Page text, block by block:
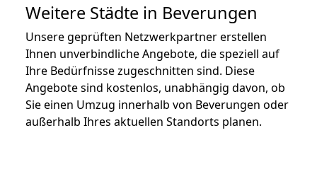
Weitere Städte in Beverungen
Unsere geprüften Netzwerkpartner erstellen
Ihnen unverbindliche Angebote, die speziell auf
Ihre Bedürfnisse zugeschnitten sind. Diese
Angebote sind kostenlos, unabhängig davon, ob
Sie einen Umzug innerhalb von Beverungen oder
außerhalb Ihres aktuellen Standorts planen.